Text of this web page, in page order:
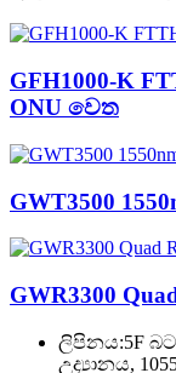
GFH1000-K
ONU වෙත
GWT3500
GWR3300
ලිපිනය:5F
උද්‍යානය,